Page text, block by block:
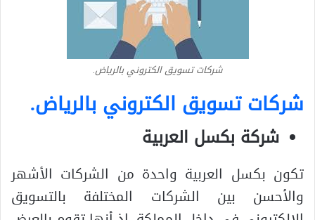
شركات تسويق الكتروني بالرياض.
شركات تسويق الكتروني بالرياض.
شركة بكسل العربية
تكون بكسل العربية واحدة من الشركات الأشهر
والأحسن بين الشركات المختلفة بالتسويق